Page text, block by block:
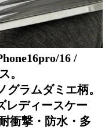
16 /
。
グラムダミエ柄。
レディースケー
衝撃・防水・多